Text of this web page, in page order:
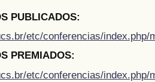
PUBLICADOS:
etc/conferencias/
PREMIADOS:
etc/conferencias/index.php/